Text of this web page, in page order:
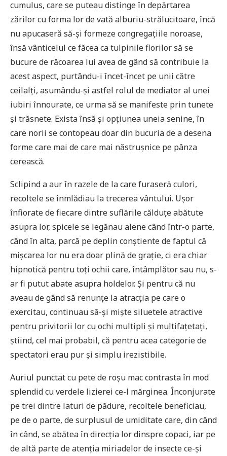
cumulus, care se puteau distinge în depărtarea
zărilor cu forma lor de vată alburiu-strălucitoare, încă
nu apucaseră să-și formeze congregațiile noroase,
însă vânticelul ce făcea ca tulpinile florilor să se
bucure de răcoarea lui avea de gând să contribuie la
acest aspect, purtându-i încet-încet pe unii către
ceilalți, asumându-și astfel rolul de mediator al unei
iubiri înnourate, ce urma să se manifeste prin tunete
și trăsnete. Exista însă și opțiunea uneia senine, în
care norii se contopeau doar din bucuria de a desena
forme care mai de care mai năstrușnice pe pânza
cerească.
Sclipind a aur în razele de la care furaseră culori,
recoltele se înmlădiau la trecerea vântului. Ușor
înfiorate de fiecare dintre suflările călduțe abătute
asupra lor, spicele se legănau alene când într-o parte,
când în alta, parcă pe deplin conștiente de faptul că
mișcarea lor nu era doar plină de grație, ci era chiar
hipnotică pentru toți ochii care, întâmplător sau nu, s-
ar fi putut abate asupra holdelor. Și pentru că nu
aveau de gând să renunțe la atracția pe care o
exercitau, continuau să-și miște siluetele atractive
pentru privitorii lor cu ochi multipli și multifaţetaţi,
știind, cel mai probabil, că pentru acea categorie de
spectatori erau pur și simplu irezistibile.
Auriul punctat cu pete de roșu mac contrasta în mod
splendid cu verdele lizierei ce-l mărginea. Înconjurate
pe trei dintre laturi de pădure, recoltele beneficiau,
pe de o parte, de surplusul de umiditate care, din când
în când, se abătea în direcția lor dinspre copaci, iar pe
de altă parte de atenția miriadelor de insecte ce-și